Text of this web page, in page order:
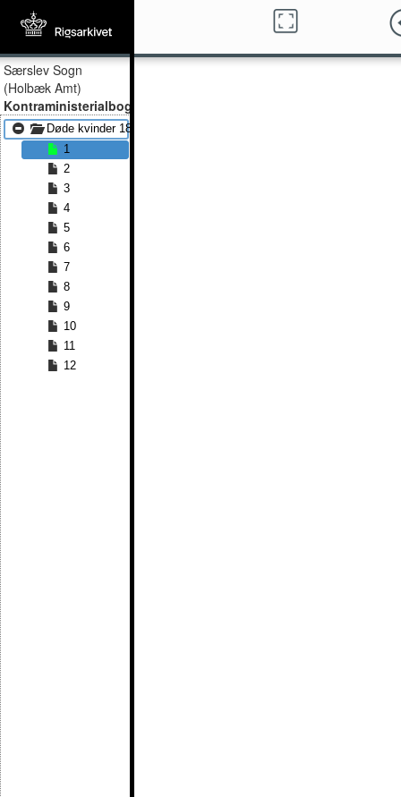
Særslev Sogn
(Holbæk Amt)
Kontraministerialbog
Døde kvinder 1836 - Døde kvinder 1857
1
2
3
4
5
6
7
8
9
10
11
12